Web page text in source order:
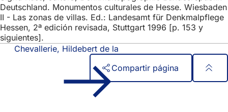
Deutschland. Monumentos culturales de Hesse. Wiesbaden
II - Las zonas de villas. Ed.: Landesamt für Denkmalpflege
Hessen, 2ª edición revisada, Stuttgart 1996 [p. 153 y
siguientes].
Chevallerie, Hildebert de la
Compartir página